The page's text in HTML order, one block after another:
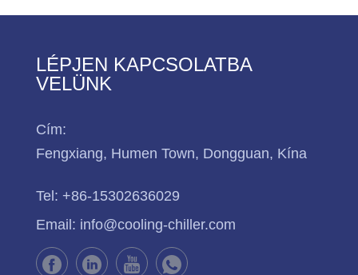
Tápegység: 380V/50HZ /3PH (normál) / 208-
Kompresszor márka: Panasonic Scroll Compressor
Az elpárologtató típusa: SS lemeztípus (szabványos)
/ testre szabott héj és cső)
LÉPJEN KAPCSOLATBA
VELÜNK
Cím:
Fengxiang, Humen Town, Dongguan, Kína
Tel: +86-15302636029
Email: info@cooling-chiller.com